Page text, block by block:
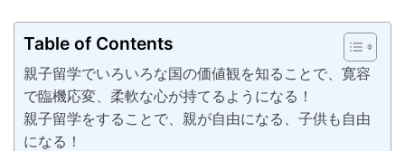
Table of Contents
親子留学でいろいろな国の価値観を知ることで、寛容
で臨機応変、柔軟な心が持てるようになる！
親子留学をすることで、親が自由になる、子供も自由
になる！